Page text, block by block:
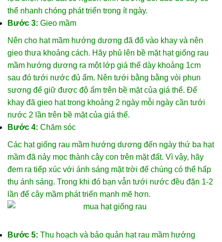
thể nhanh chóng phát triển trong ít ngày.
Bước 3: Gieo mầm
Nên cho hạt mầm hướng dương đã đổ vào khay và nên
gieo thưa khoảng cách. Hãy phủ lên bề mặt hạt giống rau
mầm hướng dương ra một lớp giá thể dày khoảng 1cm
sau đó tưới nước đủ ẩm. Nên tưới bằng bằng vòi phun
sương để giữ được độ ẩm trên bề mặt của giá thể. Để
khay đã gieo hạt trong khoảng 2 ngày mỗi ngày cần tưới
nước 2 lần trên bề mặt của giá thể.
Bước 4: Chăm sóc
Các hạt giống rau mầm hướng dương đến ngày thứ ba hạt
mầm đã nảy mọc thành cây con trên mặt đất. Vì vậy, hãy
đem ra tiếp xúc với ánh sáng mặt trời để chúng có thể hấp
thụ ánh sáng. Trong khi đó bạn vẫn tưới nước đều đặn 1-2
lần để cây mầm phát triển mạnh mẽ hơn.
Bước 5: Thu hoạch và bảo quản hạt rau mầm hướng